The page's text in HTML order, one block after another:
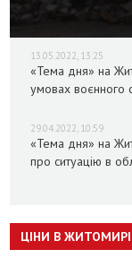
13.05.2022, 13:25
«Тема дня» на
умовах воєнного
29.04.2022, 10:59
«Тема дня» на
про ситуацію в
ЦІНИ В ЖИТОМИРІ